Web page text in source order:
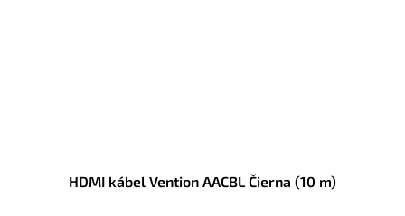
HDMI kábel Vention AACBL Čierna (10 m)